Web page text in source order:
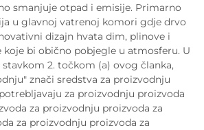
smanjuje otpad i emisije. Primarno
u glavnoj vatrenoj komori gdje drvo
dizajn hvata dim, plinove i
koje bi obično pobjegle u atmosferu. U
stavkom 2. točkom (a) ovog članka,
znači sredstva za proizvodnju
za proizvodnju proizvoda
za proizvodnju proizvoda za
za proizvodnju proizvoda za